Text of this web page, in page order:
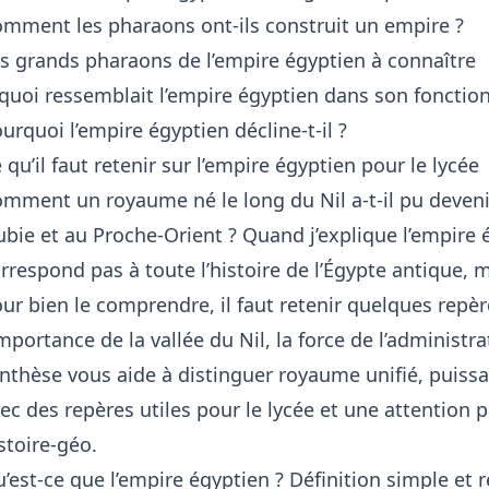
les pharaons ont-ils construit un empire ?
grands pharaons de l’empire égyptien à connaître
ressemblait l’empire égyptien dans son
l’empire égyptien décline-t-il ?
qu’il faut retenir sur l’empire égyptien pour le lycée
un royaume né le long du Nil a-t-il pu
et au Proche-Orient ? Quand j’explique l’empire
pas à toute l’histoire de l’Égypte antique,
bien le comprendre, il faut retenir quelques
de la vallée du Nil, la force de
vous aide à distinguer royaume unifié,
des repères utiles pour le lycée et une attention
géo.
ce que l’empire égyptien ? Définition simple et